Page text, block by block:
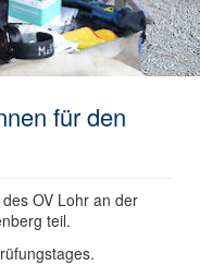
für den
OV Lohr an der
teil.